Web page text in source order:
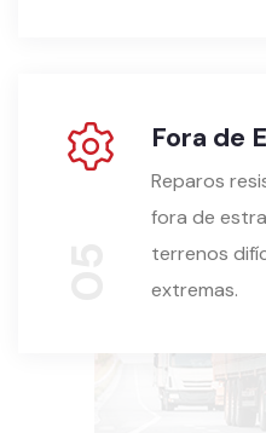
Fora de
Reparos
fora de
terrenos
extremas.